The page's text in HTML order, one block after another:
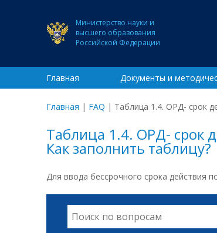
Министерство науки и
высшего образования
Российской Федерации
Главная Документы и
Главная | FAQ | Таблица 1.4. ОРД- срок
Таблица 1.4. ОРД- срок
Как заполнить таблицу?
Для ввода бессрочного срока действия